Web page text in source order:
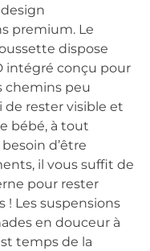
premium. Le
dispose
intégré conçu pour
chemins peu
de rester visible et
bébé, à tout
d’être
il vous suffit de
pour rester
! Les suspensions
en douceur à
temps de la